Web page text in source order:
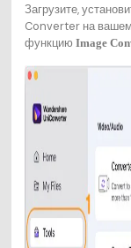
Загрузите,
Converter на вашем
функцию Image